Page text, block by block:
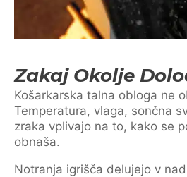
Zakaj Okolje
Košarkarska talna obloga ne
Temperatura, vlaga, sončna
zraka vplivajo na to, kako se
obnaša.
Notranja igrišča delujejo v